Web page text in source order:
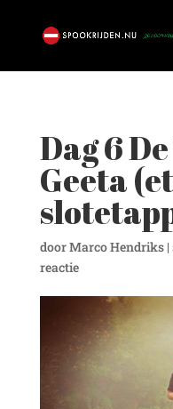
Dag 6
Geeta
doorMarco Hendriks|
reactie